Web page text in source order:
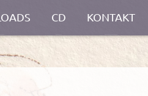
CD KONTAKT